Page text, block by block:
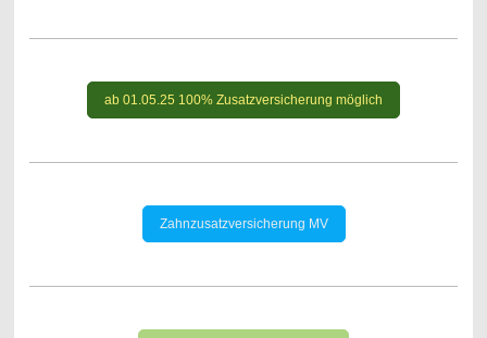
ab 01.05.25 100% Zusatzversicherung möglich
Zahnzusatzversicherung MV